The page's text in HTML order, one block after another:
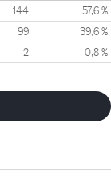
144 57,6 %
99 39,6 %
2 0,8 %